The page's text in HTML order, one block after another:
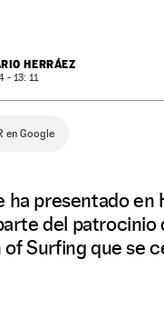
HERRÁEZ
- 13: 11
en Google
ha presentado en
del patrocinio
of Surfing que se